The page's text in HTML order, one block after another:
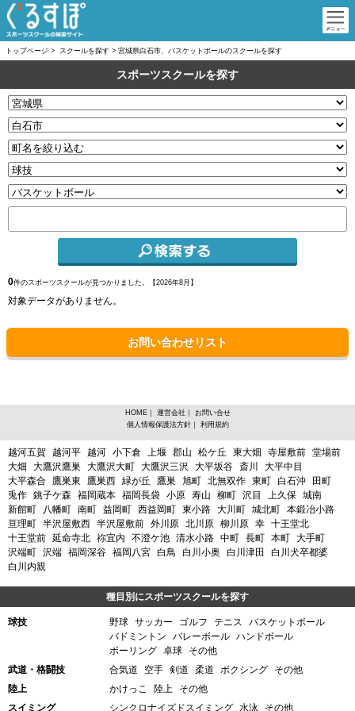
トップページ > スクールを探す > 宮城県白石市、バスケットボールのスクールを探す
スポーツスクールを探す
0件のスポーツスクールが見つかりました。【2026年8月】
対象データがありません。
お問い合わせリスト
宮城県白石市、バスケットボールからスポーツスクールを探す
越河五賀 越河平 越河 小下倉 上堰 郡山 松ケ丘 東大畑 寺屋敷前 堂場前
大畑
大鷹沢鷹巣 大鷹沢大町 大鷹沢三沢 大平坂谷 斎川
大平中目
大平森合
鷹巣東 鷹巣西 緑が丘 鷹巣 旭町 北無双作 東町 白石沖
田町
兎作 銚子ケ森 福岡蔵本 福岡長袋 小原 寿山 柳町 沢目 上久保 城南
新館町
八幡町 南町 益岡町 西益岡町 東小路 大川町 城北町 本鍛冶小路
亘理町 半沢屋敷西 半沢屋敷前 外川原 北川原 柳川原 幸 十王堂北
十王堂前 延命寺北 祢宜内 不澄ケ池 清水小路 中町 長町 本町 大手町
沢端町 沢端 福岡深谷 福岡八宮 白鳥 白川小奥 白川津田
白川犬卒都婆
白川内親
種目別にスポーツスクールを探す
球技 野球 サッカー ゴルフ テニス
バスケットボール
バドミントン
バレーボール ハンドボール
ボーリング 卓球
その他
武道・格闘技
合気道 空手 剣道 柔道 ボクシング
その他
陸上
かけっこ 陸上
その他
スイミング
シンクロナイズドスイミング 水泳 その他
HOME｜ 運営会社 ｜
お問い合せ
個人情報保護法方針｜ 利用規約